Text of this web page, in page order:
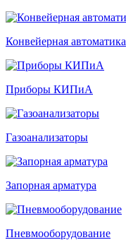
Конвейерная автоматика
Приборы КИПиА
Газоанализаторы
Запорная арматура
Пневмооборудование